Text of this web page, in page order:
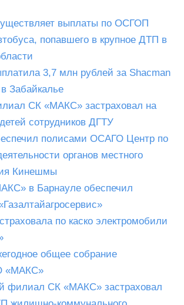
выплаты по ОСГОП
попавшего в крупное ДТП в
3,7 млн рублей за Shacman
Забайкалье
СК «МАКС» застраховал на
сотрудников ДГТУ
полисами ОСАГО Центр по
органов местного
Кинешмы
в Барнауле обеспечил
по каско электромобили
общее собрание
«МАКС»
филиал СК «МАКС» застраховал